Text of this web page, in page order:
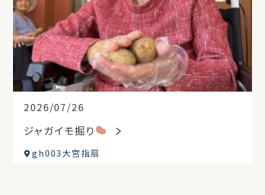
2026/07/26
ジャガイモ掘り
gh003大宮指扇